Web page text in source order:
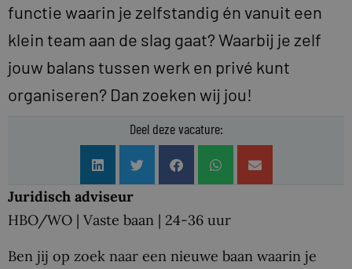
functie waarin je zelfstandig én vanuit een
klein team aan de slag gaat? Waarbij je zelf
jouw balans tussen werk en privé kunt
organiseren? Dan zoeken wij jou!
Deel deze vacature:
Juridisch adviseur
HBO/WO | Vaste baan | 24-36 uur
Ben jij op zoek naar een nieuwe baan waarin je